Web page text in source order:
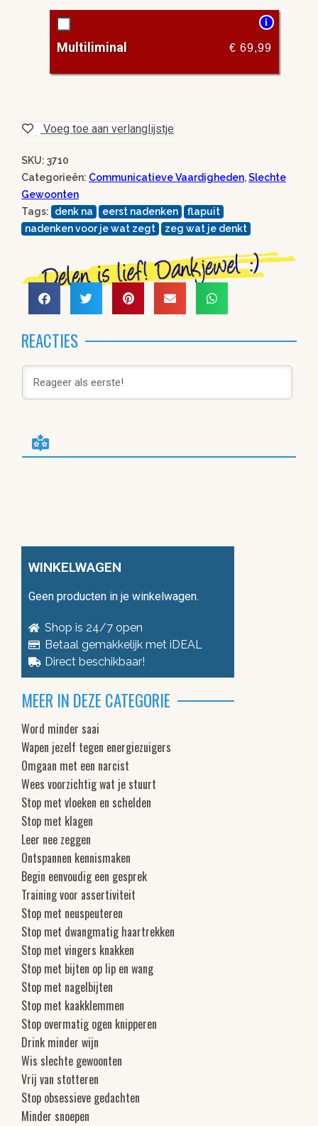
i
Multiliminal € 69,99
Voeg toe aan verlanglijstje
SKU: 3710
Categorieën: Communicatieve Vaardigheden,Slechte
Gewoonten
Tags:
denk na eerst nadenken
flapuit
nadenken voor je wat zegt
zeg wat je denkt
REACTIES
WINKELWAGEN
Geen producten in je winkelwagen.
Shop is 24/7 open
Betaal gemakkelijk met iDEAL
Direct beschikbaar!
MEER IN DEZE CATEGORIE
Word minder saai
Wapen jezelf tegen energiezuigers
Omgaan met een narcist
Wees voorzichtig wat je stuurt
Stop met vloeken en schelden
Stop met klagen
Leer nee zeggen
Ontspannen kennismaken
Begin eenvoudig een gesprek
Training voor assertiviteit
Stop met neuspeuteren
Stop met dwangmatig haartrekken
Stop met vingers knakken
Stop met bijten op lip en wang
Stop met nagelbijten
Stop met kaakklemmen
Stop overmatig ogen knipperen
Drink minder wijn
Wis slechte gewoonten
Vrij van stotteren
Stop obsessieve gedachten
Minder snoepen